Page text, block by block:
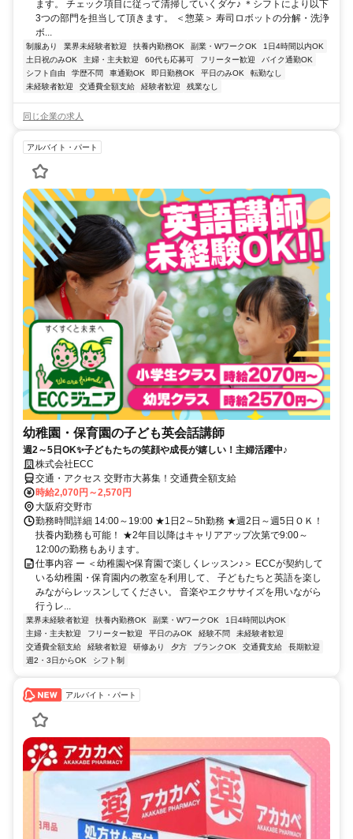
ます。 チェック項目に従って清掃していくダケ♪ ＊シフトにより以下
3つの部門を担当して頂きます。 ＜惣菜＞ 寿司ロボットの分解・洗浄
ボ...
制服あり 業界未経験者歓迎 扶養内勤務OK 副業・WワークOK
1日4時間以内OK
土日祝のみOK
主婦・主夫歓迎 60代も応募可 フリーター歓迎
バイク通勤OK
シフト自由
学歴不問 車通勤OK 即日勤務OK 平日のみOK
転勤なし
未経験者歓迎
交通費全額支給 経験者歓迎 残業なし
同じ企業の求人
アルバイト・パート
幼稚園・保育園の子ども英会話講師
週2～5日OK✨子どもたちの笑顔や成長が嬉しい！主婦活躍中♪
株式会社ECC
交通・アクセス 交野市大募集！交通費全額支給
時給2,070円～2,570円
大阪府交野市
勤務時間詳細 14:00～19:00 ★1日2～5h勤務 ★週2日～週5日ＯＫ！
扶養内勤務も可能！ ★2年目以降はキャリアアップ次第で9:00～
12:00の勤務もあります。
仕事内容 ー ＜幼稚園や保育園で楽しくレッスン♪＞ ECCが契約して
いる幼稚園・保育園内の教室を利用して、 子どもたちと英語を楽し
みながらレッスンしてください。 音楽やエクササイズを用いながら
行うレ...
業界未経験者歓迎 扶養内勤務OK 副業・WワークOK
1日4時間以内OK
主婦・主夫歓迎
フリーター歓迎 平日のみOK 経験不問
未経験者歓迎
交通費全額支給
経験者歓迎 研修あり 夕方 ブランクOK 交通費支給
長期歓迎
週2・3日からOK
シフト制
アルバイト・パート